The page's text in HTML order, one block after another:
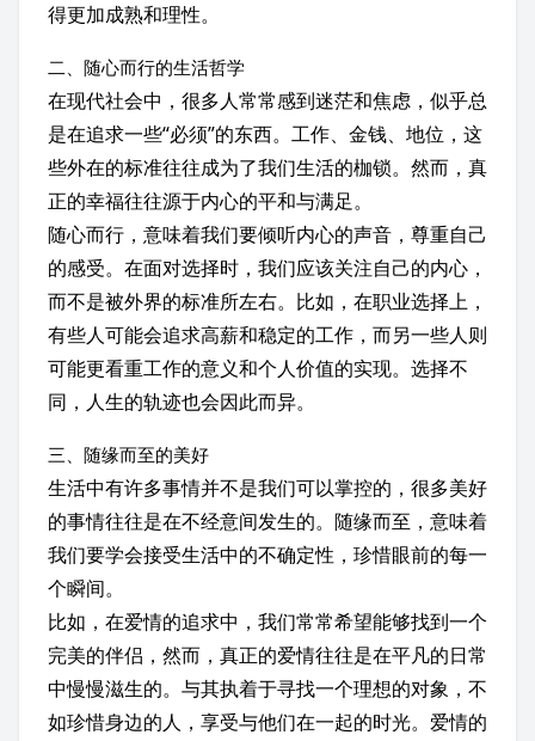
得更加成熟和理性。
二、随心而行的生活哲学
在现代社会中，很多人常常感到迷茫和焦虑，似乎总
是在追求一些“必须”的东西。工作、金钱、地位，这
些外在的标准往往成为了我们生活的枷锁。然而，真
正的幸福往往源于内心的平和与满足。
随心而行，意味着我们要倾听内心的声音，尊重自己
的感受。在面对选择时，我们应该关注自己的内心，
而不是被外界的标准所左右。比如，在职业选择上，
有些人可能会追求高薪和稳定的工作，而另一些人则
可能更看重工作的意义和个人价值的实现。选择不
同，人生的轨迹也会因此而异。
三、随缘而至的美好
生活中有许多事情并不是我们可以掌控的，很多美好
的事情往往是在不经意间发生的。随缘而至，意味着
我们要学会接受生活中的不确定性，珍惜眼前的每一
个瞬间。
比如，在爱情的追求中，我们常常希望能够找到一个
完美的伴侣，然而，真正的爱情往往是在平凡的日常
中慢慢滋生的。与其执着于寻找一个理想的对象，不
如珍惜身边的人，享受与他们在一起的时光。爱情的